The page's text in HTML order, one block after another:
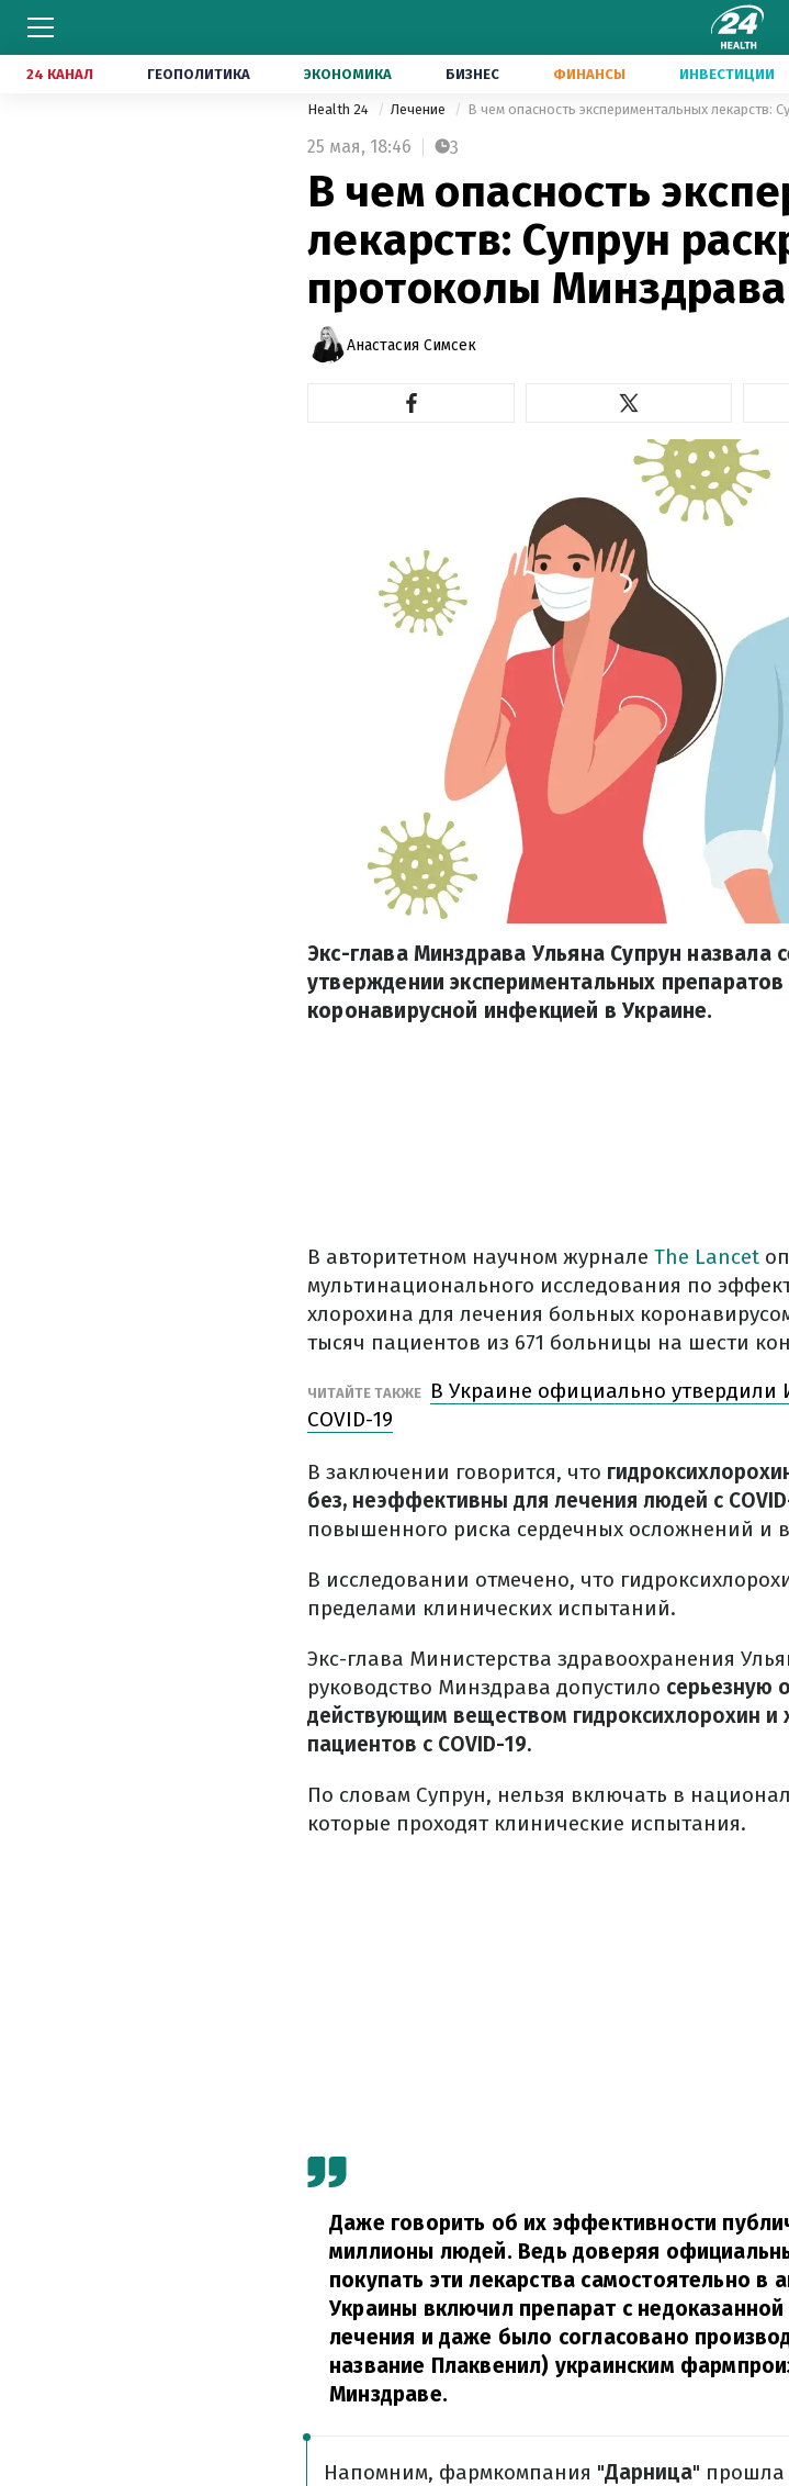
24 КАНАЛ ГЕОПОЛИТИКА ЭКОНОМИКА БИЗНЕС ФИНАНСЫ ИНВЕСТИЦИИ
Health 24 Лечение В чем опасность экспериментальных лекарств:
25 мая, 18:46 3
В чем опасность
лекарств: Супрун
протоколы Минздрава
Анастасия Симсек
Экс-глава Минздрава Ульяна Супрун
утверждении экспериментальных
коронавирусной инфекцией в Украине.
В авторитетном научном журнале The Lancet
мультинационального исследования по
хлорохина для лечения больных
тысяч пациентов из 671 больницы на шести
ЧИТАЙТЕ ТАКЖЕ
В Украине официально утвердили
COVID-19
В заключении говорится, что
без, неэффективны для лечения людей с
повышенного риска сердечных осложнений и
В исследовании отмечено, что
пределами клинических испытаний.
Экс-глава Министерства здравоохранения
руководство Минздрава допустило серьезную
действующим веществом гидроксихлорохин и
пациентов с COVID-19.
По словам Супрун, нельзя включать в
которые проходят клинические испытания.
Даже говорить об их эффективности
миллионы людей. Ведь доверяя
покупать эти лекарства самостоятельно в
Украины включил препарат с
лечения и даже было согласовано
название Плаквенил) украинским
Минздраве.
Напомним, фармкомпания "Дарница" прошла